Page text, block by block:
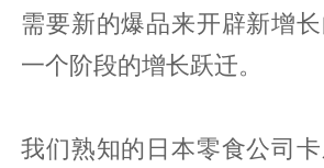
需要新的爆品来开辟新增
一个阶段的增长跃迁。
我们熟知的日本零食公司